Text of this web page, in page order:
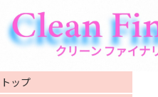
トップ